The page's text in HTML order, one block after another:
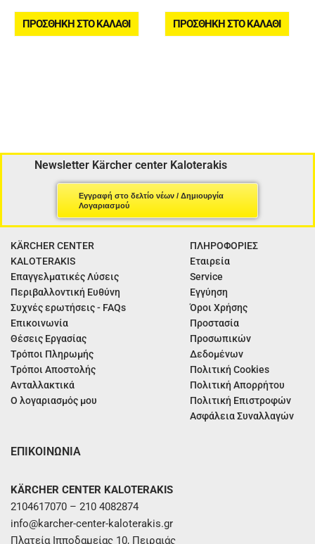
ΠΡΟΣΘΉΚΗ ΣΤΟ ΚΑΛΆΘΙ ΠΡΟΣΘΉΚΗ ΣΤΟ ΚΑΛΆΘΙ
Newsletter Kärcher center Kaloterakis
Εγγραφή στο δελτίο νέων / Δημιουργία
Λογαριασμού
KÄRCHER CENTER
KALOTERAKIS
Επαγγελματικές Λύσεις
Περιβαλλοντική Ευθύνη
Συχνές ερωτήσεις - FAQs
Επικοινωνία
Θέσεις Εργασίας
Τρόποι Πληρωμής
Τρόποι Αποστολής
Ανταλλακτικά
Ο λογαριασμός μου
ΠΛΗΡΟΦΟΡΙΕΣ
Εταιρεία
Service
Εγγύηση
Όροι Χρήσης
Προστασία
Προσωπικών
Δεδομένων
Πολιτική Cookies
Πολιτική Απορρήτου
Πολιτική Επιστροφών
Ασφάλεια Συναλλαγών
ΕΠΙΚΟΙΝΩΝΙΑ
KÄRCHER CENTER KALOTERAKIS
2104617070 – 210 4082874
info@karcher-center-kaloterakis.gr
Πλατεία Ιπποδαμείας 10, Πειραιάς